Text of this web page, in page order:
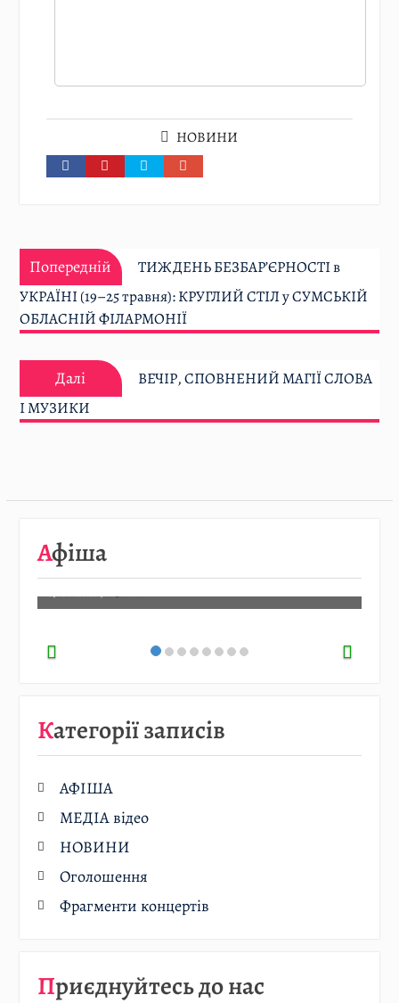
НОВИНИ
Навігація
записів
Попередній Попередній:
ТИЖДЕНЬ БЕЗБАР’ЄРНОСТІ в
УКРАЇНІ (19–25 травня): КРУГЛИЙ СТІЛ у СУМСЬКІЙ
ОБЛАСНІЙ ФІЛАРМОНІЇ
Далі Далі:
ВЕЧІР, СПОВНЕНИЙ МАГІЇ СЛОВА
І МУЗИКИ
Афіша
08.08
Детальніше…
Категорії записів
АФІША
МЕДІА відео
НОВИНИ
Оголошення
Фрагменти концертів
Приєднуйтесь до нас